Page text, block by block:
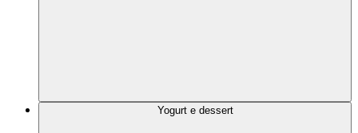
Yogurt e dessert